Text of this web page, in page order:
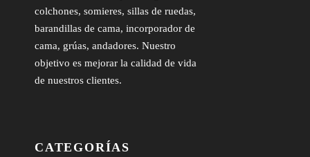
colchones, somieres, sillas de ruedas,
barandillas de cama, incorporador de
cama, grúas, andadores. Nuestro
objetivo es mejorar la calidad de vida
de nuestros clientes.
CATEGORÍAS